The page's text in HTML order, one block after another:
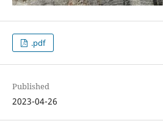
.pdf
Published
2023-04-26